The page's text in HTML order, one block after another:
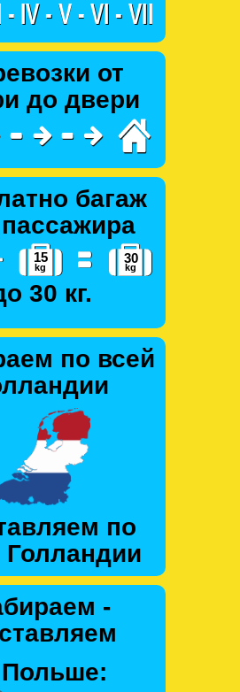
от
до двери
багаж
30 кг.
по всей
по
Голландии
-